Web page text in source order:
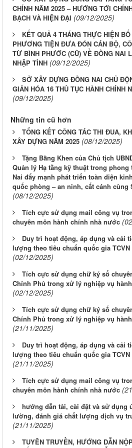
CHÍNH NĂM 2025 – HƯỚNG TỚI
BẠCH VÀ HIỆN ĐẠI (09/12/2025)
KẾT QUẢ 4 THÁNG THỰC HIỆN
PHƯƠNG TIỆN ĐƯA ĐÓN CÁN BỘ,
TỪ BÌNH PHƯỚC (CŨ) VỀ ĐỒNG NAI
NHẬP TỈNH (09/12/2025)
SỞ XÂY DỰNG ĐỒNG NAI CHỦ
GIẢN HÓA 16 THỦ TỤC HÀNH CHÍNH
(09/12/2025)
Những tin cũ hơn
TỔNG KẾT CÔNG TÁC THI ĐUA,
XÂY DỰNG NĂM 2025 (08/12/2025)
Tặng Bằng Khen của Chủ tịch
Quản lý Hạ tầng kỹ thuật trong
Nai đẩy mạnh phát triển toàn diện
quốc phòng – an ninh, cất cánh cùng
(08/12/2025)
Tích cực sử dụng mail công vụ
chuyên môn hành chính nhà nước
Duy trì hoạt động, áp dụng và cải
lượng theo tiêu chuẩn quốc gia TCVN
(02/12/2025)
Tích cực sử dụng chữ ký số
Chính Phủ trong xử lý nghiệp vụ
(02/12/2025)
Tích cực sử dụng chữ ký số
Chính Phủ trong xử lý nghiệp vụ
(21/11/2025)
Duy trì hoạt động, áp dụng và cải
lượng theo tiêu chuẩn quốc gia TCVN
(21/11/2025)
Tích cực sử dụng mail công vụ
chuyên môn hành chính nhà nước
hướng dẫn tải, cài đặt và sử dụng
lường, đánh giá chất lượng dịch vụ
(21/11/2025)
TUYÊN TRUYỀN, HƯỚNG DẪN
LỊCH CÔNG TÁC CỦA LÃNH ĐẠO